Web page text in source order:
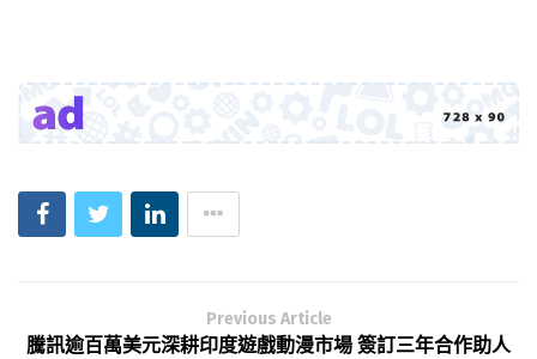
Previous Article
騰訊逾百萬美元深耕印度遊戲動漫市場 簽訂三年合作助人